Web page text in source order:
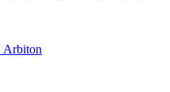
Arbiton